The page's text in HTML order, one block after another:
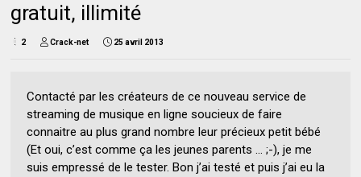
gratuit, illimité
2 Crack-net 25 avril 2013
Contacté par les créateurs de ce nouveau service de
streaming de musique en ligne soucieux de faire
connaitre au plus grand nombre leur précieux petit bébé
(Et oui, c’est comme ça les jeunes parents … ;-), je me
suis empressé de le tester. Bon j’ai testé et puis j’ai eu la